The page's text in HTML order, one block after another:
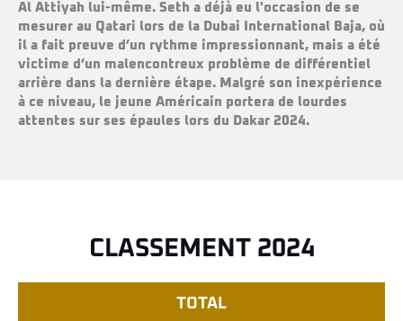
Al Attiyah lui-même. Seth a déjà eu l'occasion de se
mesurer au Qatari lors de la Dubai International Baja, où
il a fait preuve d’un rythme impressionnant, mais a été
victime d’un malencontreux problème de différentiel
arrière dans la dernière étape. Malgré son inexpérience
à ce niveau, le jeune Américain portera de lourdes
attentes sur ses épaules lors du Dakar 2024.
CLASSEMENT 2024
TOTAL